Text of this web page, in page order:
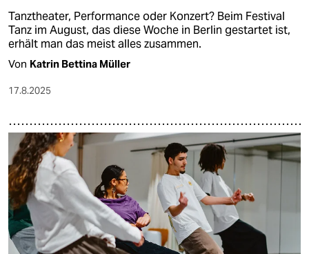
Tanztheater, Performance oder Konzert? Beim Festival
Tanz im August, das diese Woche in Berlin gestartet ist,
erhält man das meist alles zusammen.
Von Katrin Bettina Müller
17.8.2025